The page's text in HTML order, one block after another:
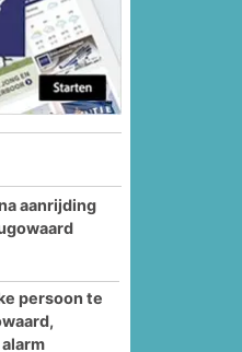
aanrijding
persoon te